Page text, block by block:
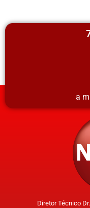
a
Diretor Técnico